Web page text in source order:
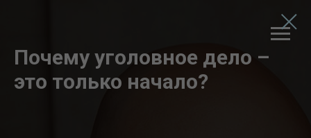
Почему уголовное дело –
это только начало?